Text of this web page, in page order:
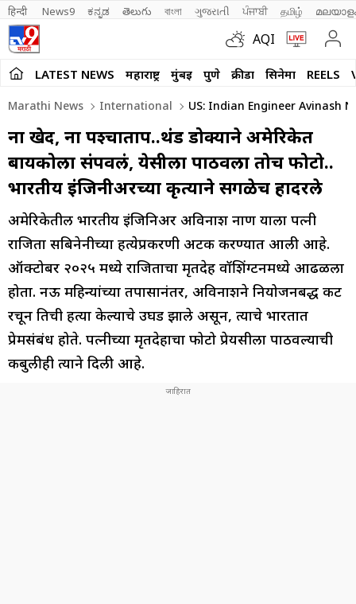
हिन्दी News9 ಕನ್ನಡ తెలుగు বাংলা ગુજરાતી ਪੰਜਾਬੀ தமிழ்
AQI
LATEST NEWS महाराष्ट्र मुंबई पुणे क्रीडा सिनेमा REELS
Marathi News International US: Indian Engineer Avinash
ना खेद, ना पश्चाताप..थंड डोक्याने अमेरिकेत
बायकोला संपवलं, प्रेयसीला पाठवला तोच फोटो..
भारतीय इंजिनीअरच्या कृत्याने सगळेच हादरले
अमेरिकेतील भारतीय इंजिनिअर अविनाश नार्णे याला पत्नी
राजिता सबिनेनीच्या हत्येप्रकरणी अटक करण्यात आली आहे.
ऑक्टोबर २०२५ मध्ये राजिताचा मृतदेह वॉशिंग्टनमध्ये आढळला
होता. नऊ महिन्यांच्या तपासानंतर, अविनाशने नियोजनबद्ध कट
रचून तिची हत्या केल्याचे उघड झाले असून, त्याचे भारतात
प्रेमसंबंध होते. पत्नीच्या मृतदेहाचा फोटो प्रेयसीला पाठवल्याची
कबुलीही त्याने दिली आहे.